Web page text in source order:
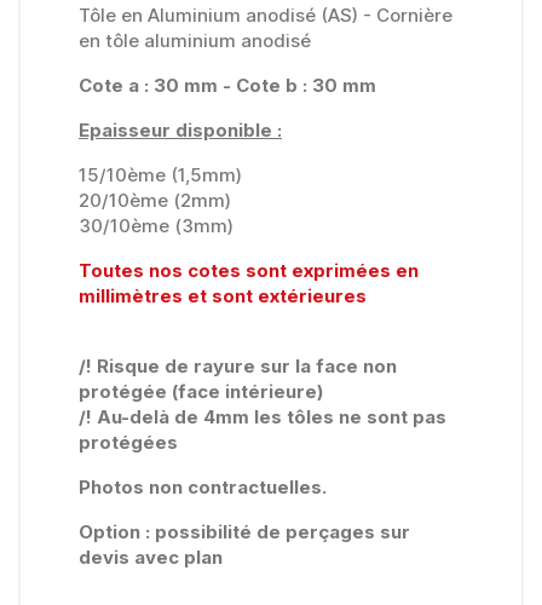
Tôle en Aluminium anodisé (AS) - Cornière
en tôle aluminium anodisé
Cote a : 30 mm - Cote b : 30 mm
Epaisseur disponible :
15/10ème (1,5mm)
20/10ème (2mm)
30/10ème (3mm)
Toutes nos cotes sont exprimées en
millimètres et sont extérieures
/! Risque de rayure sur la face non
protégée (face intérieure)
/! Au-delà de 4mm les tôles ne sont pas
protégées
Photos non contractuelles.
Option : possibilité de perçages sur
devis avec plan